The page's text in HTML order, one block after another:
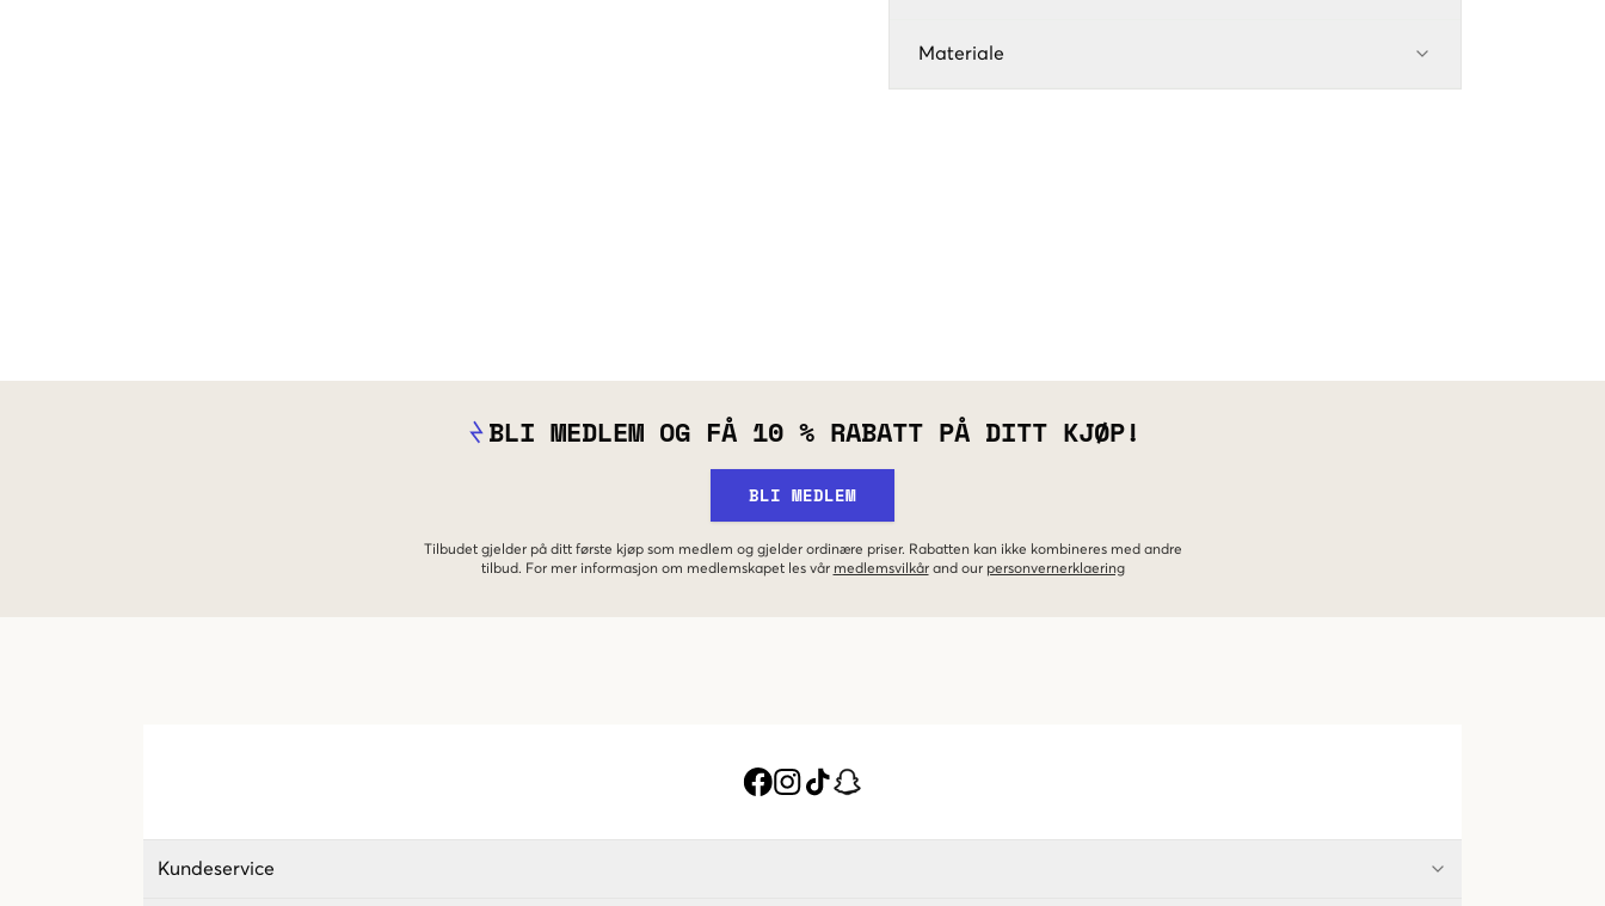
Materiale
BLI MEDLEM OG FÅ 10 % RABATT PÅ DITT KJØP!
BLI MEDLEM
Tilbudet gjelder på ditt første kjøp som medlem og gjelder ordinære priser. Rabatten kan ikke kombineres med andre
tilbud. For mer informasjon om medlemskapet les vår medlemsvilkår and our personvernerklaering
Kundeservice